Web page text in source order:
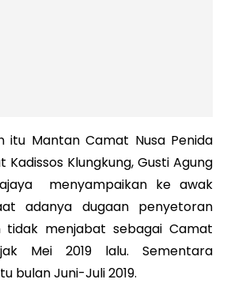
itu Mantan Camat Nusa Penida
Klungkung, Gusti Agung
menyampaikan ke awak
adanya dugaan penyetoran
menjabat sebagai Camat
Mei 2019 lalu. Sementara
bulan Juni-Juli 2019.